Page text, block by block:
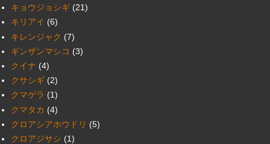
キョウジョシギ (21)
キリアイ (6)
キレンジャク (7)
ギンザンマシコ (3)
クイナ (4)
クサシギ (2)
クマゲラ (1)
クマタカ (4)
クロアシアホウドリ (5)
クロアジサシ (1)